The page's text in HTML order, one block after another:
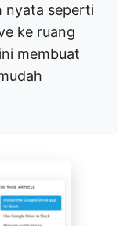
nyata seperti
ke ruang
membuat